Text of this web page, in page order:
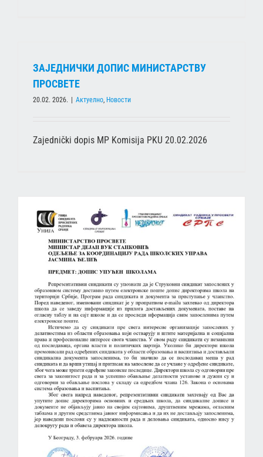
ЗАЈЕДНИЧКИ ДОПИС МИНИСТАРСТВУ
ПРОСВЕТЕ
20.02. 2026. Актуелно, Новости
Zajednički dopis MP Komisija PKU 20.02.2026